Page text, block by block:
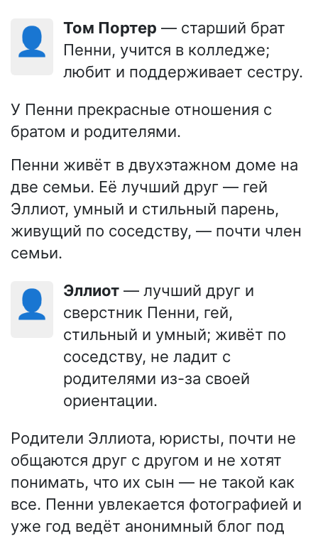
👤 Том Портер — старший брат
Пенни, учится в колледже;
любит и поддерживает сестру.
У Пенни прекрасные отношения с
братом и родителями.
Пенни живёт в двухэтажном доме на
две семьи. Её лучший друг — гей
Эллиот, умный и стильный парень,
живущий по соседству, — почти член
семьи.
👤 Эллиот — лучший друг и
сверстник Пенни, гей,
стильный и умный; живёт по
соседству, не ладит с
родителями из-за своей
ориентации.
Родители Эллиота, юристы, почти не
общаются друг с другом и не хотят
понимать, что их сын — не такой как
все. Пенни увлекается фотографией и
уже год ведёт анонимный блог под